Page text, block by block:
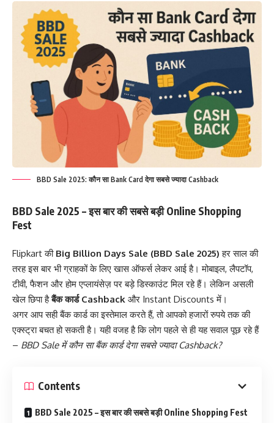
BBD Sale 2025: कौन सा Bank Card देगा सबसे ज्यादा Cashback
BBD Sale 2025 – इस बार की सबसे बड़ी Online Shopping
Fest
Flipkart की Big Billion Days Sale (BBD Sale 2025) हर साल की
तरह इस बार भी ग्राहकों के लिए खास ऑफर्स लेकर आई है। मोबाइल, लैपटॉप,
टीवी, फैशन और होम एप्लायंसेज़ पर बड़े डिस्काउंट मिल रहे हैं। लेकिन असली
खेल छिपा हैबैंक कार्ड Cashback और Instant Discounts में।
अगर आप सही बैंक कार्ड का इस्तेमाल करते हैं, तो आपको हजारों रुपये तक की
एक्स्ट्रा बचत हो सकती है। यही वजह है कि लोग पहले से ही यह सवाल पूछ रहे हैं
– BBD Sale में कौन सा बैंक कार्ड देगा सबसे ज्यादा Cashback?
Contents
BBD Sale 2025 – इस बार की सबसे बड़ी Online Shopping Fest